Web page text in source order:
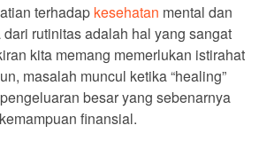
terhadap kesehatan mental dan
rutinitas adalah hal yang sangat
kita memang memerlukan istirahat
masalah muncul ketika “healing”
besar yang sebenarnya
finansial.